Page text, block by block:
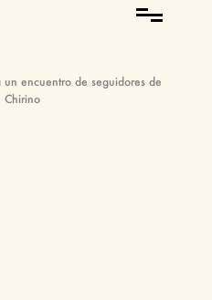
encuentro de seguidores de
Chirino